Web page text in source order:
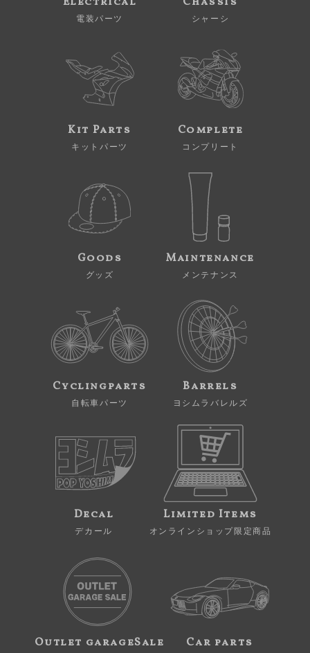
電装パーツ シャーシ
Kit Parts
キットパーツ
Complete
コンプリート
Goods
グッズ
Maintenance
メンテナンス
Cyclingparts
自転車パーツ
Barrels
ヨシムラバレルズ
Decal
デカール
Limited Items
オンラインショップ限定商品
Outlet garageSale Car parts